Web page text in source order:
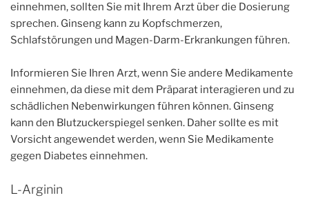
einnehmen, sollten Sie mit Ihrem Arzt über die Dosierung
sprechen. Ginseng kann zu Kopfschmerzen,
Schlafstörungen und Magen-Darm-Erkrankungen führen.
Informieren Sie Ihren Arzt, wenn Sie andere Medikamente
einnehmen, da diese mit dem Präparat interagieren und zu
schädlichen Nebenwirkungen führen können. Ginseng
kann den Blutzuckerspiegel senken. Daher sollte es mit
Vorsicht angewendet werden, wenn Sie Medikamente
gegen Diabetes einnehmen.
L-Arginin